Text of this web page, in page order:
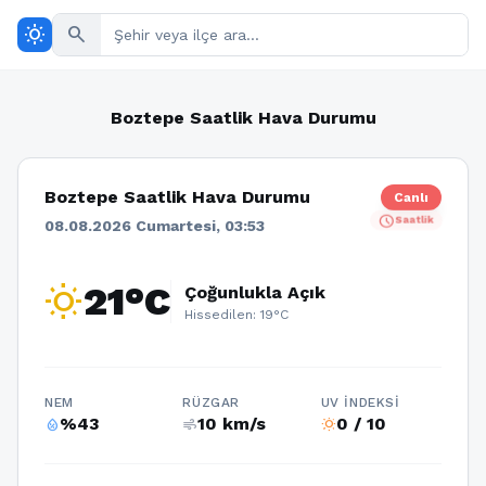
wb_sunny search
Boztepe Saatlik Hava Durumu
Boztepe Saatlik Hava Durumu
08.08.2026 Cumartesi, 03:53
Canlı
scheduleSaatlik
wb_sunny21°C Çoğunlukla Açık
Hissedilen: 19°C
NEM
humidity_percentage%43
RÜZGAR
air10 km/s
UV İNDEKSI
wb_sunny0 / 10